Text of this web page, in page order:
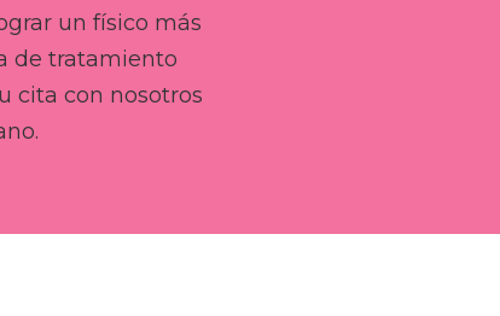
un físico más
de tratamiento
cita con nosotros